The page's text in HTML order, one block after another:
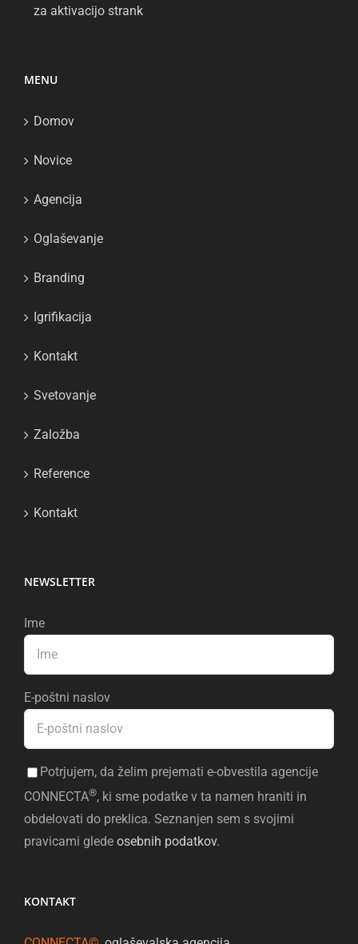
za aktivacijo strank
MENU
Domov
Novice
Agencija
Oglaševanje
Branding
Igrifikacija
Kontakt
Svetovanje
Založba
Reference
Kontakt
NEWSLETTER
Ime
E-poštni naslov
Potrjujem, da želim prejemati e-obvestila agencije
CONNECTA®, ki sme podatke v ta namen hraniti in
obdelovati do preklica. Seznanjen sem s svojimi
pravicami glede osebnih podatkov.
KONTAKT